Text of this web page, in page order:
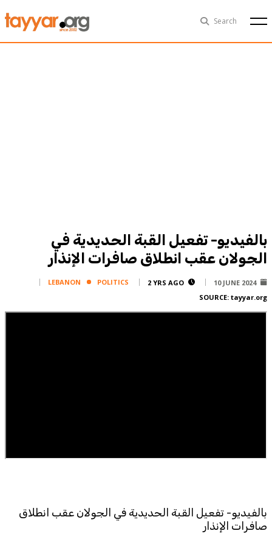
Search
Fri, Aug 7th 29°C
Corporate
Legal
Cookies Policy
بالفيديو- تفعيل القبة الحديدية في
الجولان عقب انطلاق صافرات الإنذار
10 JUNE 2024
2 YRS AGO
LEBANON
POLITICS
SOURCE: tayyar.org
بالفيديو- تفعيل القبة الحديدية في الجولان عقب انطلاق
صافرات الإنذار